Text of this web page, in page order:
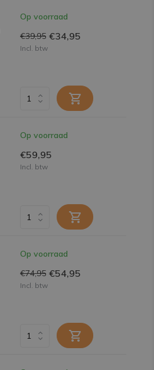
Op voorraad
€39,95 €34,95
Incl. btw
Op voorraad
€59,95
Incl. btw
Op voorraad
€74,95 €54,95
Incl. btw